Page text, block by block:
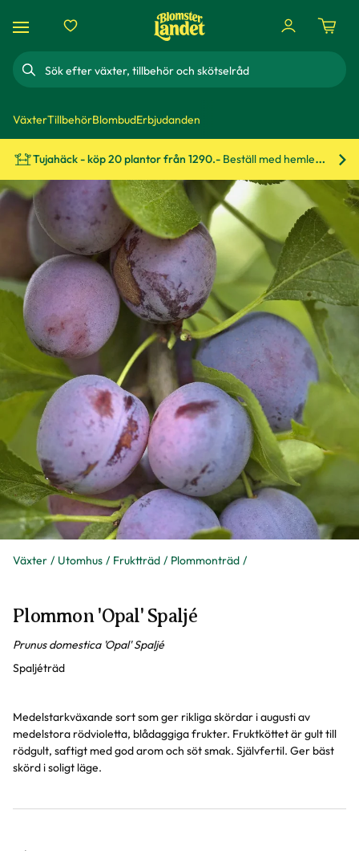
Sök
VäxterTillbehörBlombudErbjudanden
Tujahäck - köp 20 plantor från 1290.- Beställ med hemleverans!
Växter Utomhus Fruktträd Plommonträd
Plommon 'Opal' Spaljé
Prunus domestica 'Opal' Spaljé
Spaljéträd
Medelstarkväxande sort som ger rikliga skördar i augusti av
medelstora rödvioletta, blådaggiga frukter. Fruktköttet är gult till
rödgult, saftigt med god arom och söt smak. Självfertil. Ger bäst
skörd i soligt läge.